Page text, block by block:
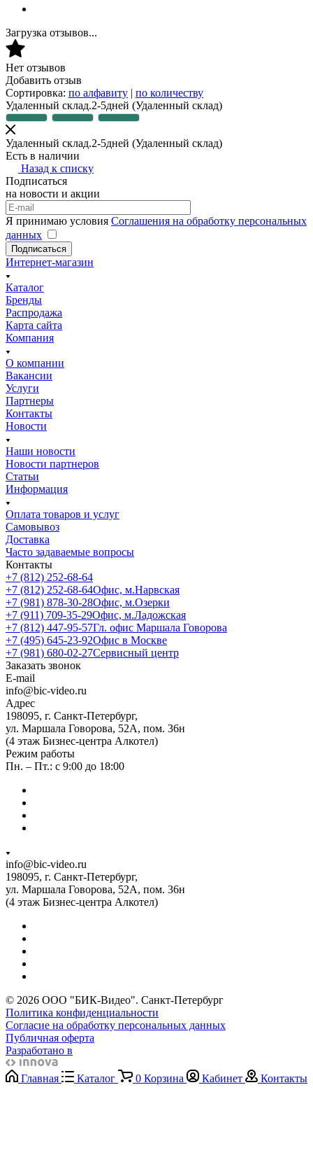
Загрузка отзывов...
Нет отзывов
Добавить отзыв
Сортировка: по алфавиту | по количеству
Удаленный склад.2-5дней (Удаленный склад)
Удаленный склад.2-5дней (Удаленный склад)
Есть в наличии
Назад к списку
Подписаться
на новости и акции
Я принимаю условия Соглашения на обработку персональных
данных
Подписаться
Интернет-магазин
Каталог
Бренды
Распродажа
Карта сайта
Компания
О компании
Вакансии
Услуги
Партнеры
Контакты
Новости
Наши новости
Новости партнеров
Статьи
Информация
Оплата товаров и услуг
Самовывоз
Доставка
Часто задаваемые вопросы
Контакты
+7 (812) 252-68-64
+7 (812) 252-68-64Офис, м.Нарвская
+7 (981) 878-30-28Офис, м.Озерки
+7 (911) 709-35-29Офис, м.Ладожская
+7 (812) 447-95-57Гл. офис Маршала Говорова
+7 (495) 645-23-92Офис в Москве
+7 (981) 680-02-27Сервисный центр
Заказать звонок
E-mail
info@bic-video.ru
Адрес
198095, г. Санкт-Петербург,
ул. Маршала Говорова, 52А, пом. 36н
(4 этаж Бизнес-центра Алкотел)
Режим работы
Пн. – Пт.: с 9:00 до 18:00
info@bic-video.ru
198095, г. Санкт-Петербург,
ул. Маршала Говорова, 52А, пом. 36н
(4 этаж Бизнес-центра Алкотел)
© 2026 ООО "БИК-Видео". Санкт-Петербург
Политика конфиденциальности
Согласие на обработку персональных данных
Публичная оферта
Разработано в
Главная Каталог 0 Корзина Кабинет Контакты